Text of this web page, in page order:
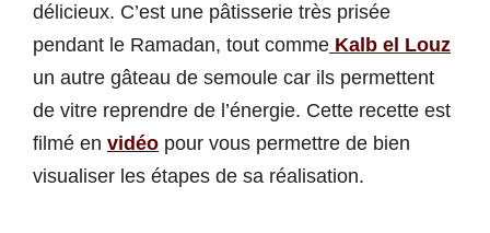
délicieux. C’est une pâtisserie très prisée
pendant le Ramadan, tout comme Kalb el Louz
un autre gâteau de semoule car ils permettent
de vitre reprendre de l’énergie. Cette recette est
filmé en vidéo pour vous permettre de bien
visualiser les étapes de sa réalisation.